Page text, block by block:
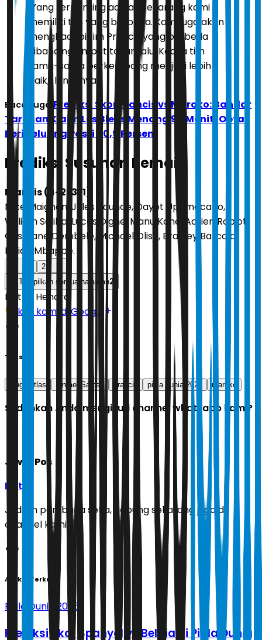
"Yang terpenting adalah sekarang kami
memiliki tim yang berbeda. Kami juga akan
menghadapi tim Prancis yang berbeda
dibanding empat tahun lalu. Kedua tim
sama-sama berkembang menjadi lebih
baik," lanjutnya.
Baca Juga: Prediksi Skor Prancis vs Maroko: Bandar
Taruhan Klaim Les Bleus Menang 90 Menit, Opta
Beri Peluang Pasti 60,9 Persen
Prediksi Susunan Pemain
Prancis (4-2-3-1):
Mike Maignan; Jules Kounde, Dayot Upamecano,
William Saliba, Lucas Digne; Manu Kone, Adrien Rabiot;
Ousmane Dembele, Michael Olise, Bradley Barcola;
Kylian Mbappe.
2
Tampilkan semua halaman2
Editor: Hendra
Ikuti kami di Google
Tags
singa atlas Ismael Saibari prancis piala dunia 2026 maroko
Sudahkah Anda mengikuti channel whatsapp kami?
Jawa Pos
Ikuti
Jadilah pembaca setia, gabung sekarang juga di
channel kami!
Artikel Terkait
Piala Dunia 2026
Prediksi Skor Spanyol vs Belgia di Piala Dunia